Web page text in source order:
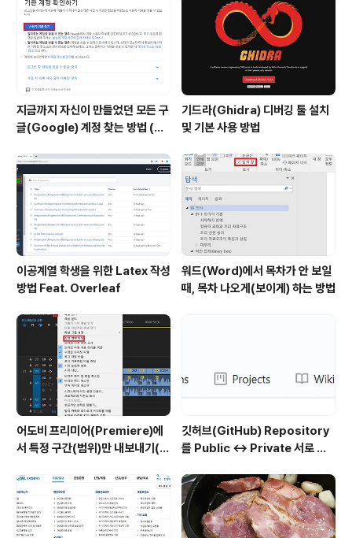
지금까지 자신이 만들었던 모든 구
글(Google) 계정 찾는 방법 (핸
기드라(Ghidra) 디버깅 툴 설치
및 기본 사용 방법
이공계열 학생을 위한 Latex 작성
방법 Feat. Overleaf
워드(Word)에서 목차가 안 보일
때, 목차 나오게(보이게) 하는 방법
어도비 프리미어(Premiere)에
서 특정 구간(범위)만 내보내기(출
깃허브(GitHub) Repository
를 Public ↔ Private 서로 변